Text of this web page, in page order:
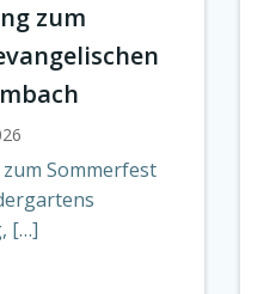
zum
Sommerfest
[…]